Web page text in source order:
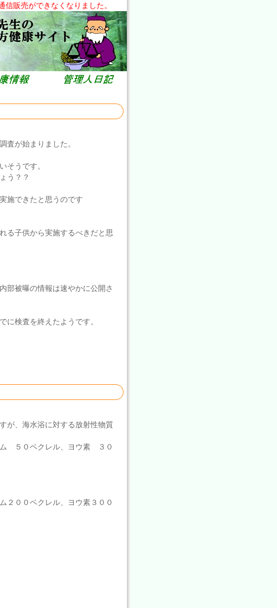
販売ができなくなりました。
査が始まりました。
そうです。
う？？
施できたと思うのです
る子供から実施するべきだと思
部被曝の情報は速やかに公開さ
検査を終えたようです。
が、海水浴に対する放射性物質
５０ベクレル、ヨウ素 ３０
２００ベクレル、ヨウ素３００